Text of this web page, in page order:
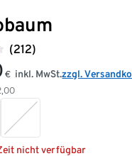
(212)
€ inkl. MwSt.zzgl.
nicht verfügbar